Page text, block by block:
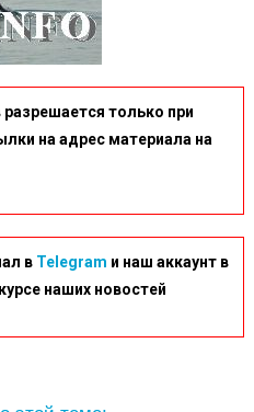
только при
на адрес материала на
в Telegram и наш аккаунт в
наших новостей